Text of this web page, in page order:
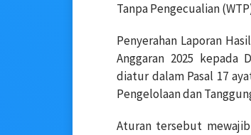
Tanpa Pengecualian
Penyerahan Laporan
Anggaran 2025 kepada
diatur dalam Pasal 17
Pengelolaan dan
Aturan tersebut